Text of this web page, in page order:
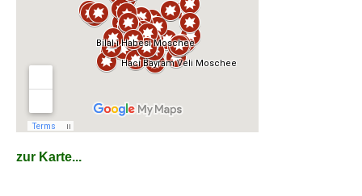
zur Karte...